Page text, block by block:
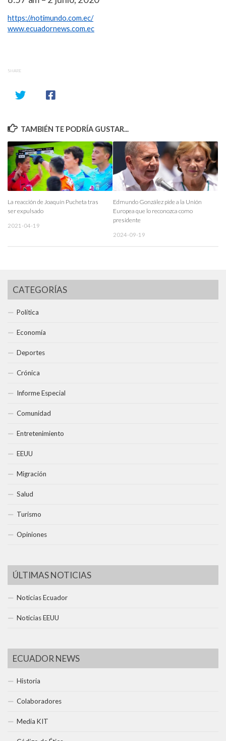
https://notimundo.com.ec/
www.ecuadornews.com.ec
SHARE
TAMBIÉN TE PODRÍA GUSTAR...
La reacción de Joaquín Pucheta tras
ser expulsado
2021-04-19
Edmundo González pide a la Unión
Europea que lo reconozca como
presidente
2024-09-19
CATEGORÍAS
Política
Economía
Deportes
Crónica
Informe Especial
Comunidad
Entretenimiento
EEUU
Migración
Salud
Turismo
Opiniones
ÚLTIMAS NOTICIAS
Noticias Ecuador
Noticias EEUU
ECUADOR NEWS
Historia
Colaboradores
Media KIT